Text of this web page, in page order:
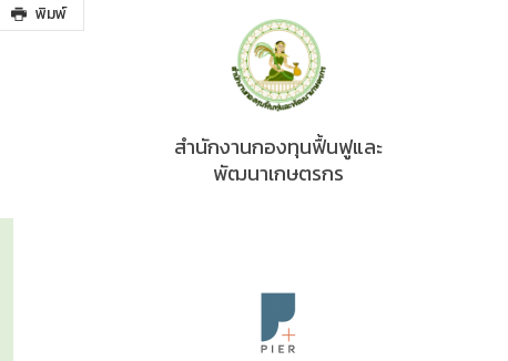
พิมพ์
สำนักงานกองทุนฟื้นฟูและ
พัฒนาเกษตรกร